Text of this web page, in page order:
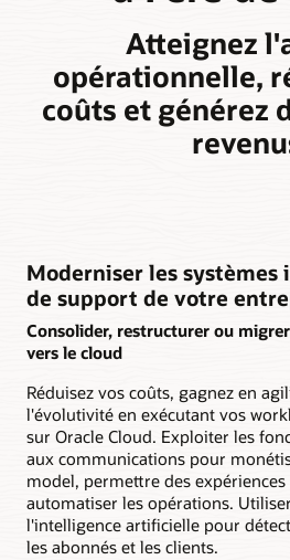
Atteignez
opérationnelle,
coûts et générez
Moderniser les
de support de votre
Consolider, restructurer ou
vers le cloud
Réduisez vos coûts, gagnez en
l'évolutivité en exécutant vos
sur Oracle Cloud. Exploiter les
aux communications pour
model, permettre des
automatiser les opérations.
l'intelligence artificielle pour
les abonnés et les clients.